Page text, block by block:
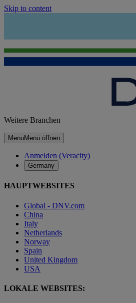
Skip to content
Weitere Branchen
MenuMenü öffnen
Anmelden (Veracity)
Germany
HAUPTWEBSITES
Global - DNV.com
China
Italy
Netherlands
Norway
Spain
United Kingdom
USA
LOKALE WEBSITES: